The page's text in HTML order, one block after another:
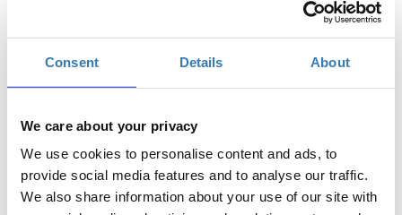
Consent Details About
We care about your privacy
We use cookies to personalise content and ads, to
provide social media features and to analyse our traffic.
We also share information about your use of our site with
πλατφόρμα
συζήτησης και ανάλυσης των κρίσιμων ζητημάτων που
αφορούν την ελληνική οικονομία και κοινωνία.
θεματολογία του Συνεδρίου αλλά και της Ειδικής
Έκδοσης της Ναυτεμπορικής που το πλαισιώνει,
θα περιλαμβάνει τις μεγάλες προκλήσεις του Επιχειρείν,
τα χρηματοδοτικά εργαλεία για την Ανάπτυξη, το